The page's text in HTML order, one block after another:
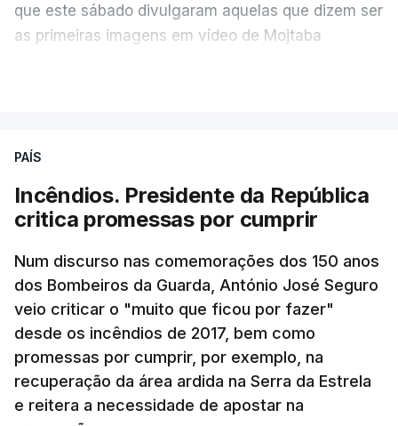
que este sábado divulgaram aquelas que dizem ser
as primeiras imagens em vídeo de Mojtaba
Mehr na rede social Telegram, como aquilo que
israelita, que nos últimos tempos vem dando conta
de que o líder supremo iraniano estará em estado
crítico na sequência do bombardeamento que no
último dia de fevereiro passado matou o pai, o
ayatollah Ali Khamenei, e outros membros da
família.
As imagens mostram Mojtaba Khamenei no que
será uma aula religiosa, mas sem qualquer
indicação adicional.
PAÍS
Incêndios. Presidente da República
critica promessas por cumprir
Num discurso nas comemorações dos 150 anos
dos Bombeiros da Guarda, António José Seguro
veio criticar o "muito que ficou por fazer"
desde os incêndios de 2017, bem como
promessas por cumprir, por exemplo, na
recuperação da área ardida na Serra da Estrela
e reitera a necessidade de apostar na